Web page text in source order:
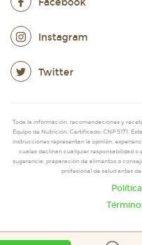
Facebook
Instagram
Twitter
Toda la información, recomendaciones y
Equipo de Nutrición. Certificado: CNP 5171.
instrucciones representan la opinión,
cuales declinan cualquier responsabilidad
sugerencia, preparación de alimentos o
profesional de salud antes